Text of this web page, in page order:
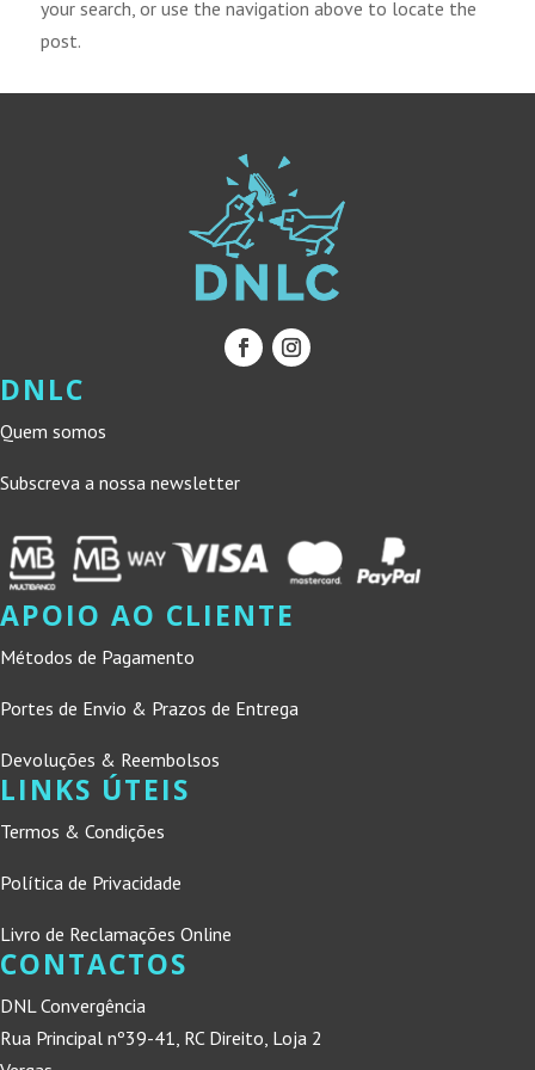
your search, or use the navigation above to locate the
post.
DNLC
Quem somos
Subscreva a nossa newsletter
APOIO AO CLIENTE
Métodos de Pagamento
Portes de Envio & Prazos de Entrega
Devoluções & Reembolsos
LINKS ÚTEIS
Termos & Condições
Política de Privacidade
Livro de Reclamações Online
CONTACTOS
DNL Convergência
Rua Principal nº39-41, RC Direito, Loja 2